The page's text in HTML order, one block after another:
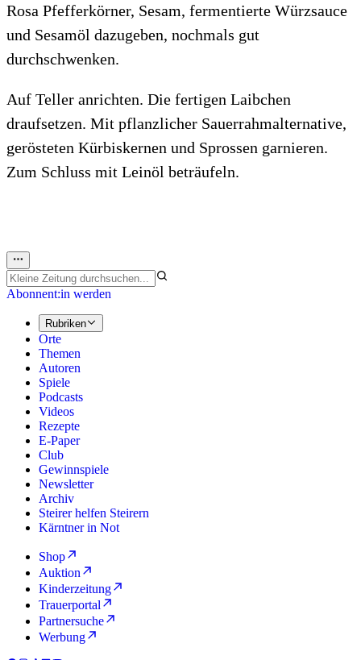
Rosa Pfefferkörner, Sesam, fermentierte Würzsauce
und Sesamöl dazugeben, nochmals gut
durchschwenken.
Auf Teller anrichten. Die fertigen Laibchen
draufsetzen. Mit pflanzlicher Sauerrahmalternative,
gerösteten Kürbiskernen und Sprossen garnieren.
Zum Schluss mit Leinöl beträufeln.
Abonnent:in werden
Rubriken
Orte
Themen
Autoren
Spiele
Podcasts
Videos
Rezepte
E-Paper
Club
Gewinnspiele
Newsletter
Archiv
Steirer helfen Steirern
Kärntner in Not
Shop
Auktion
Kinderzeitung
Trauerportal
Partnersuche
Werbung